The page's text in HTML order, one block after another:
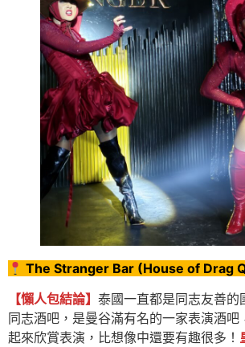
The Stranger Bar (House of Drag
【懶人包結論】 泰國一直都是同志友善的
同志酒吧，是曼谷滿有名的一家表演酒吧
起來欣賞表演，比想像中還要有趣很多！